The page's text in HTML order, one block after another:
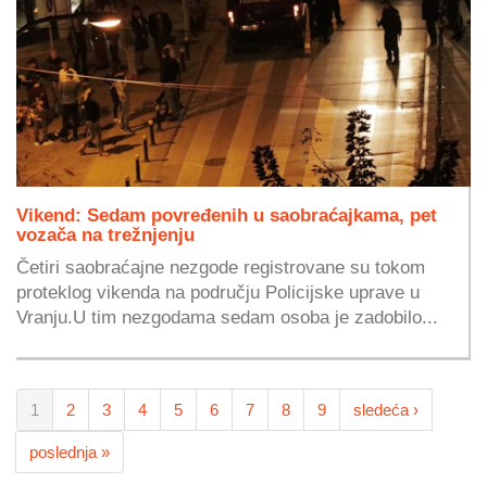
Vikend: Sedam povređenih u saobraćajkama, pet
vozača na trežnjenju
Četiri saobraćajne nezgode registrovane su tokom
proteklog vikenda na području Policijske uprave u
Vranju.U tim nezgodama sedam osoba je zadobilo...
1 2 3 4 5 6 7 8 9 sledeća ›
poslednja »